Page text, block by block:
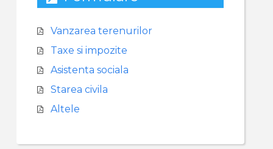
Vanzarea terenurilor
Taxe si impozite
Asistenta sociala
Starea civila
Altele